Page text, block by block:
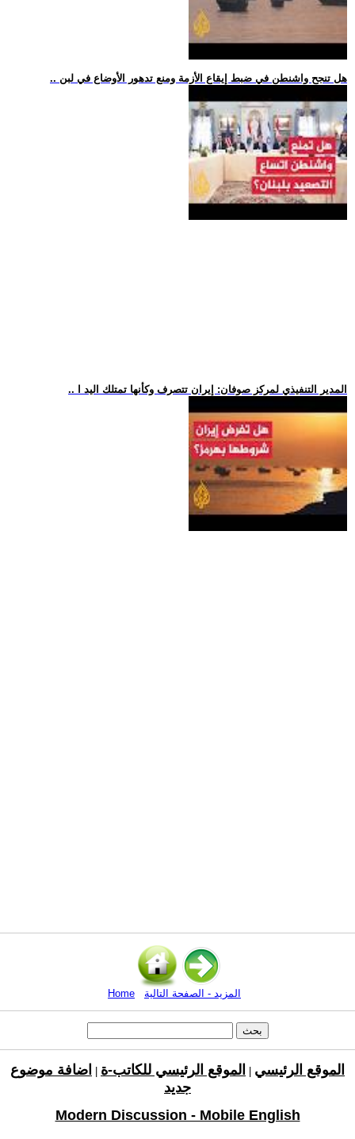
.. هل تنجح واشنطن في ضبط إيقاع الأزمة ومنع تدهور الأوضاع في لبن
.. المدير التنفيذي لمركز صوفان: إيران تتصرف وكأنها تمتلك اليد ا
Home المزيد - الصفحة التالية
الموقع الرئيسي الموقع الرئيسي للكاتب-ة
اضافة موضوع
جديد
Modern Discussion - Mobile English